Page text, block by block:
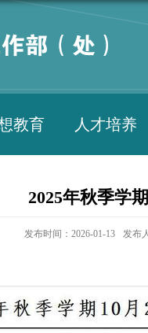
教育 人才培养
2025年秋季学
发布时间：2026-01-13 发布